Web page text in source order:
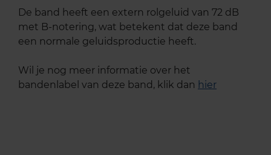
De band heeft een extern rolgeluid van 72 dB
met B-notering, wat betekent dat deze band
een normale geluidsproductie heeft.
Wil je nog meer informatie over het
bandenlabel van deze band, klik dan hier